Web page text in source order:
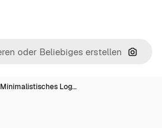
Nach
Minimalistisches Log…